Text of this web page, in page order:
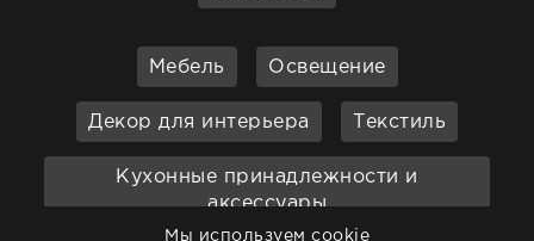
Мебель Освещение
Декор для интерьера Текстиль
Кухонные принадлежности и
аксессуары
Мы используем cookie